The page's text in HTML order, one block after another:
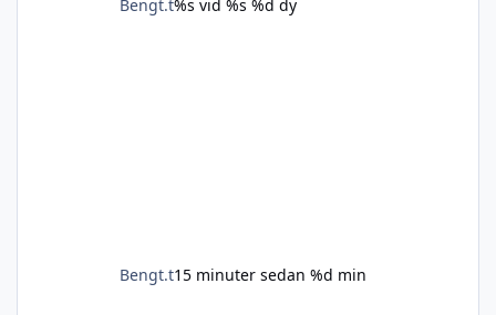
Bengt.t%s vid %s %d dy
Bengt.t15 minuter sedan %d min